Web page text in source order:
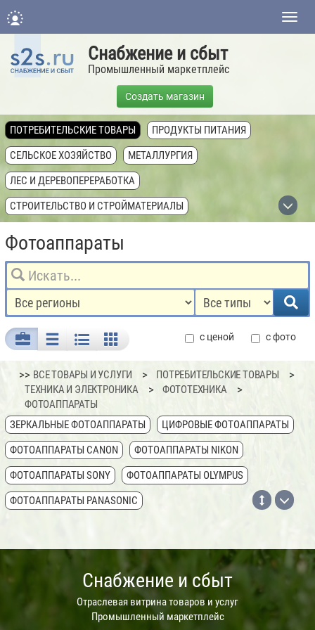
Снабжение и сбыт
Промышленный маркетплейс
Создать магазин
ПОТРЕБИТЕЛЬСКИЕ ТОВАРЫ
ПРОДУКТЫ ПИТАНИЯ
СЕЛЬСКОЕ ХОЗЯЙСТВО
МЕТАЛЛУРГИЯ
ЛЕС И ДЕРЕВОПЕРЕРАБОТКА
СТРОИТЕЛЬСТВО И СТРОЙМАТЕРИАЛЫ
ТОПЛИВНАЯ ПРОМЫШЛЕННОСТЬ
ТЕХНИКА, ОБОРУДОВАНИЕ, КОМПЛЕКТУЮЩИЕ
НЕДВИЖИМОСТЬ И ЗЕМЛЯ
Фотоаппараты
с ценой с фото
>>ВСЕ ТОВАРЫ И УСЛУГИ
ПОТРЕБИТЕЛЬСКИЕ ТОВАРЫ
ТЕХНИКА И ЭЛЕКТРОНИКА
ФОТОТЕХНИКА
ФОТОАППАРАТЫ
ЗЕРКАЛЬНЫЕ ФОТОАППАРАТЫ
ЦИФРОВЫЕ ФОТОАППАРАТЫ
ФОТОАППАРАТЫ CANON
ФОТОАППАРАТЫ NIKON
ФОТОАППАРАТЫ SONY
ФОТОАППАРАТЫ OLYMPUS
ФОТОАППАРАТЫ PANASONIC
ФОТОАППАРАТЫ REKAM
ФОТОАППАРАТЫ SAMSUNG
ФОТОАППАРАТЫ PENTAX
ФОТОАППАРАТЫ LEICA
ФОТОАППАРАТЫ RICOH
ПЛЕНОЧНЫЕ ФОТОАППАРАТЫ
Снабжение и сбыт
Отраслевая витрина товаров и услуг
Промышленный маркетплейс